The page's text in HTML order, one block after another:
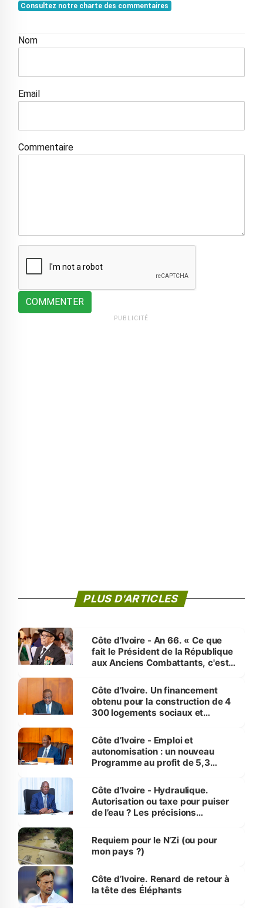
Consultez notre charte des commentaires
Nom
Email
Commentaire
COMMENTER
PUBLICITÉ
PLUS D'ARTICLES
Côte d’Ivoire - An 66. « Ce que
fait le Président de la République
aux Anciens Combattants, c'est
Côte d’Ivoire. Un financement
obtenu pour la construction de 4
300 logements sociaux et
et Yamoussoukro
Côte d’Ivoire - Emploi et
autonomisation : un nouveau
Programme au profit de 5,3
Côte d’Ivoire - Hydraulique.
Autorisation ou taxe pour puiser
de l’eau ? Les précisions
Requiem pour le N’Zi (ou pour
mon pays ?)
Côte d’Ivoire. Renard de retour à
la tête des Éléphants